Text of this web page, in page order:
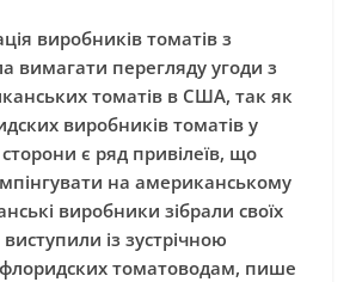
виробників томатів з
вимагати перегляду угоди з
томатів в США, так як
виробників томатів у
є ряд привілеїв, що
на американському
виробники зібрали своїх
із зустрічною
томатоводам, пише